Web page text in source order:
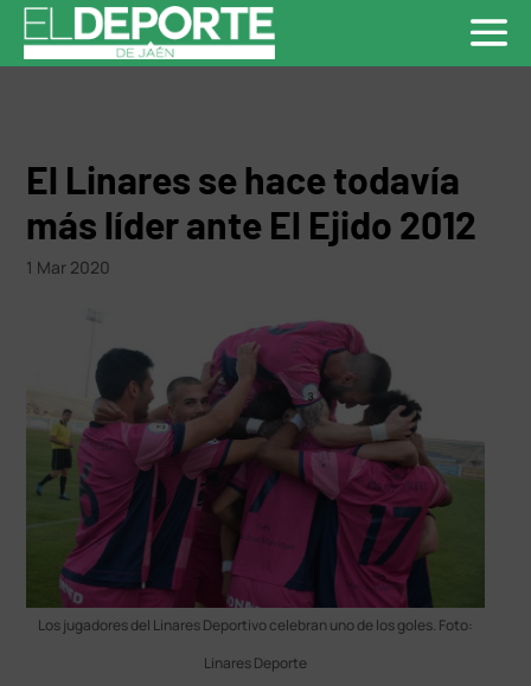
El Linares se hace todavía
más líder ante El Ejido 2012
1 Mar 2020
Los jugadores del Linares Deportivo celebran uno de los goles. Foto:
Linares Deporte